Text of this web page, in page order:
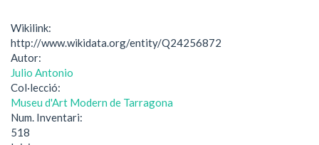
Wikilink:
http://www.wikidata.org/entity/Q24256872
Autor:
Julio Antonio
Col·lecció:
Museu d'Art Modern de Tarragona
Num. Inventari:
518